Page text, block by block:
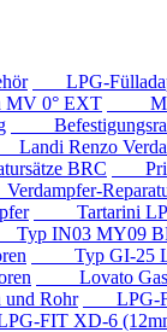
LPG-
0° EXT
Renzo
BRC
Tartarini
IN03 MY09
Typ GI-25
Lovato
Rohr LPG-
FIT XD-6